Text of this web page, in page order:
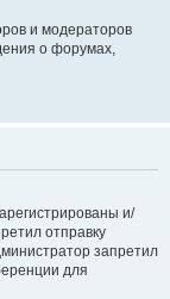
и модераторов
о форумах,
и/
отправку
запретил
для